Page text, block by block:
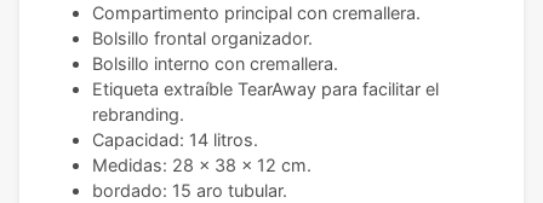
Compartimento principal con cremallera.
Bolsillo frontal organizador.
Bolsillo interno con cremallera.
Etiqueta extraíble TearAway para facilitar el
rebranding.
Capacidad: 14 litros.
Medidas: 28 x 38 x 12 cm.
bordado: 15 aro tubular.